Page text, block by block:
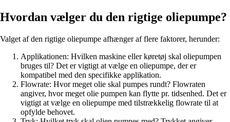
Hvordan vælger du den rigtige oliepumpe?
Valget af den rigtige oliepumpe afhænger af flere faktorer, herunder:
Applikationen: Hvilken maskine eller køretøj skal oliepumpen
bruges til? Det er vigtigt at vælge en oliepumpe, der er
kompatibel med den specifikke applikation.
Flowrate: Hvor meget olie skal pumpes rundt? Flowraten
angiver, hvor meget olie pumpen kan flytte pr. tidsenhed. Det er
vigtigt at vælge en oliepumpe med tilstrækkelig flowrate til at
opfylde behovet.